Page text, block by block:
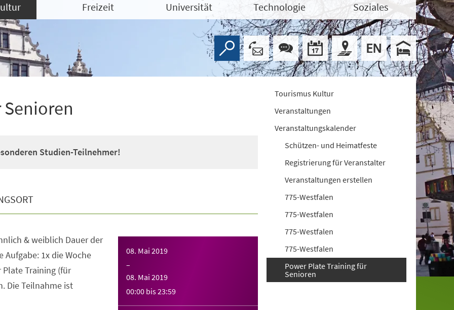
Freizeit
Universität
Technologie
Soziales
Studien-Teilnehmer!
08. Mai 2019
–
08. Mai 2019
00:00 bis23:59
& weiblich Dauer der
Aufgabe: 1x die Woche
Training (für
Die Teilnahme ist
Tourismus Kultur
Veranstaltungen
Veranstaltungskalender
Schützen- und Heimatfeste
Registrierung für Veranstalter
Veranstaltungen erstellen
775-Westfalen
775-Westfalen
775-Westfalen
775-Westfalen
Power Plate Training für
Senioren